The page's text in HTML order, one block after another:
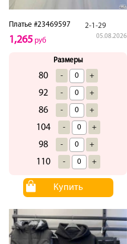
Платье #23469597 2-1-29
05.08.2026
1,265 руб
Размеры
80 - +
92 - +
86 - +
104 - +
98 - +
110 - +
Купить